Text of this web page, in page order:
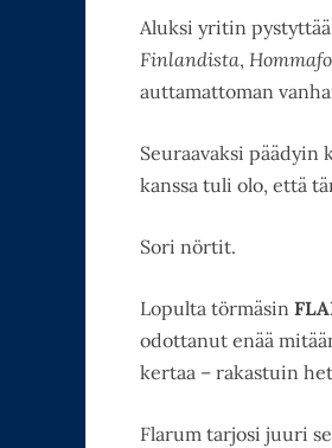
Aluksi yritin
Finlandista,
auttamattoman
Seuraavaksi päädyin
kanssa tuli olo, että
Sori nörtit.
Lopulta törmäsin
odottanut enää
kertaa – rakastuin
Flarum tarjosi juuri